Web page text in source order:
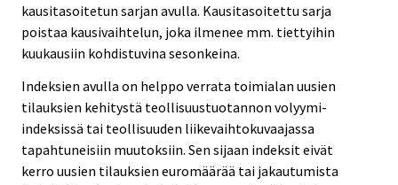
kausitasoitetun sarjan avulla. Kausitasoitettu sarja
poistaa kausivaihtelun, joka ilmenee mm. tiettyihin
kuukausiin kohdistuvina sesonkeina.
Indeksien avulla on helppo verrata toimialan uusien
tilauksien kehitystä teollisuustuotannon volyymi-
indeksissä tai teollisuuden liikevaihtokuvaajassa
tapahtuneisiin muutoksiin. Sen sijaan indeksit eivät
kerro uusien tilauksien euromäärää tai jakautumista